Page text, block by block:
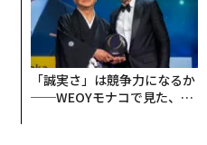
「誠実さ」は競争力になるか
──WEOYモナコで見た、く